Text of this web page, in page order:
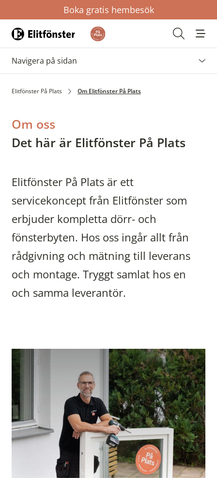
Boka gratis hembesök
Hem
Öppna
Navigera på sidan
Elitfönster På Plats Om Elitfönster På Plats
Om oss
Det här är Elitfönster På Plats
Elitfönster På Plats är ett
servicekoncept från Elitfönster som
erbjuder kompletta dörr- och
fönsterbyten. Hos oss ingår allt från
rådgivning och mätning till leverans
och montage. Tryggt samlat hos en
och samma leverantör.